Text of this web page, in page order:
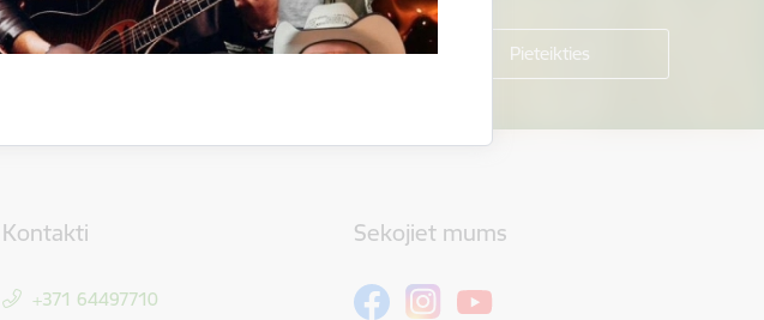
Kontakti
+371 64497710
Sekojiet mums